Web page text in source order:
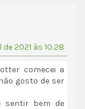
de 2021 às 10:28
comecei a
gosto de ser
sentir bem de